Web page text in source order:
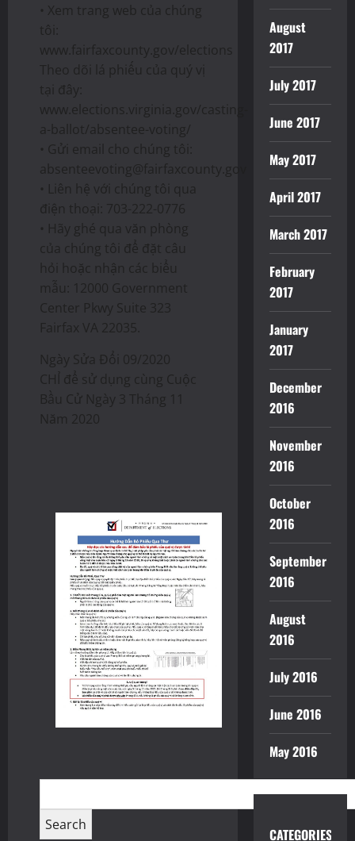
• Xem trang web của chúng
tôi:
www.fairfaxcounty.gov/elections
Theo dõi lá phiếu của quý vị
tại đây:
www.elections.virginia.gov/casting-
a-ballot/absentee-voting/
• Gửi email cho chúng tôi:
absenteevoting@fairfaxcounty.gov
• Liên hệ với chúng tôi qua
điện thoại: 703-222-0776
• Hãy ghé qua văn phòng
của chúng tôi để đặt câu
hỏi hoặc nhận các biểu
mẫu: 12000 Government
Center Pkwy Suite 323
Fairfax VA 22035.
Ngày Sửa Đổi 09/2020
CHỈ để sử dụng cùng Cuộc
Bầu Cử Ngày 3 Tháng 11
Năm 2020
August
2017
July 2017
June 2017
May 2017
April 2017
March 2017
February
2017
January
2017
December
2016
November
2016
October
2016
September
2016
August
2016
July 2016
June 2016
May 2016
CATEGORIES